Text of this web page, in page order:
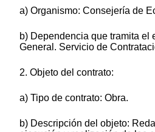
a) Organismo: Consejería de
b) Dependencia que tramita el
General. Servicio de
2. Objeto del contrato:
a) Tipo de contrato: Obra.
b) Descripción del objeto: